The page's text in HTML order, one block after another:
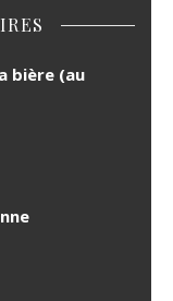
bière (au